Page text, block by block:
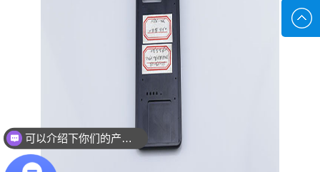
可以介绍下你们的产品么？